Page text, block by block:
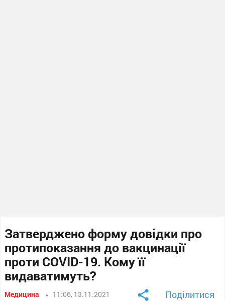
Затверджено форму довідки про
протипоказання до вакцинації
проти COVID-19. Кому її
видаватимуть?
Медицина 11:06, 13.11.2021 Поділитися